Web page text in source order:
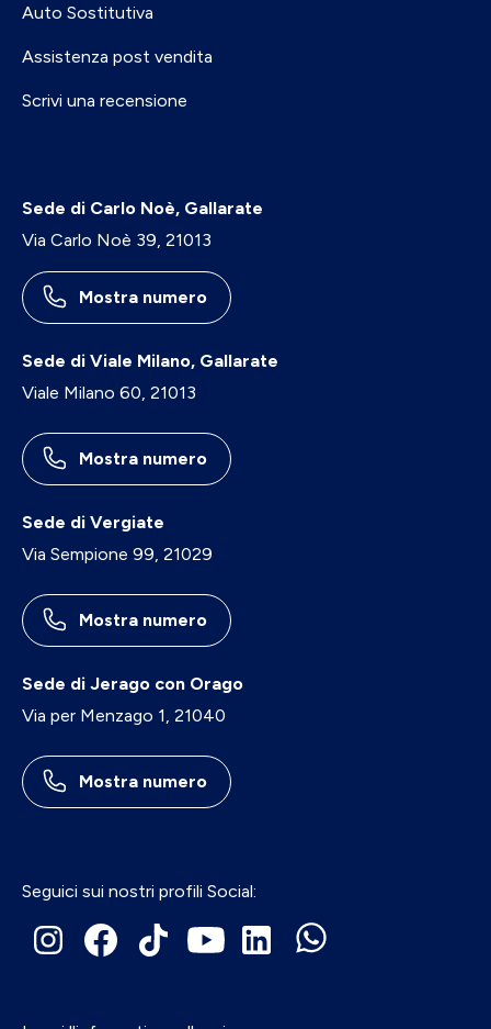
Auto Sostitutiva
Assistenza post vendita
Scrivi una recensione
Sede di Carlo Noè, Gallarate
Via Carlo Noè 39, 21013
Mostra numero
Sede di Viale Milano, Gallarate
Viale Milano 60, 21013
Mostra numero
Sede di Vergiate
Via Sempione 99, 21029
Mostra numero
Sede di Jerago con Orago
Via per Menzago 1, 21040
Mostra numero
Seguici sui nostri profili Social: